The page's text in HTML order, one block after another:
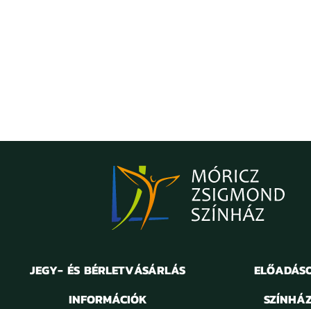
JEGY- ÉS BÉRLETVÁSÁRLÁS
INFORMÁCIÓK